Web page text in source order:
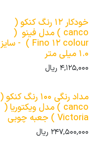
خودکار 12 رنگ کنکو (
canco ) مدل فینو (
Fino 12 colour ) - سایز
1.0 میلی متر
4,125,000 ریال
مداد رنگی 100 رنگ کنکو (
canco ) مدل ویکتوریا (
Victoria ) جعبه چوبی
247,500,000 ریال